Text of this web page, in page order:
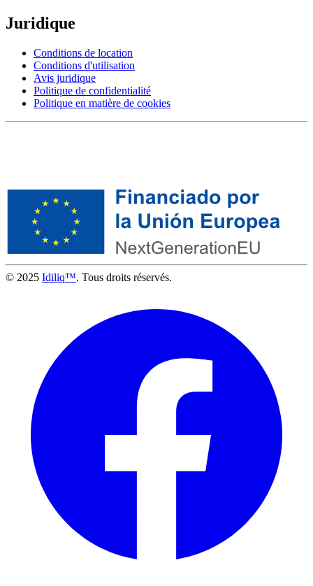
Juridique
Conditions de location
Conditions d'utilisation
Avis juridique
Politique de confidentialité
Politique en matière de cookies
© 2025 Idiliq™. Tous droits réservés.